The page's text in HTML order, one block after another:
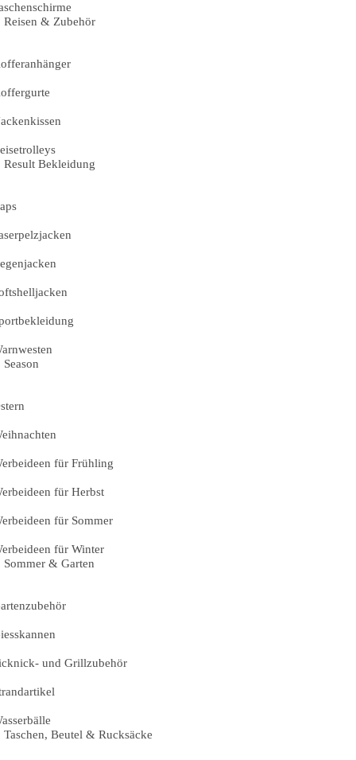
Reisen & Zubehör
Result Bekleidung
Season
für Frühling
für Herbst
für Sommer
für Winter
Sommer & Garten
und Grillzubehör
Taschen, Beutel & Rucksäcke